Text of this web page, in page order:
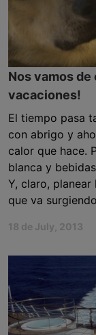
Nos vamos de
vacaciones!
El tiempo pasa
con abrigo y
calor que hace.
blanca y
Y, claro,
que va
18 de July, 2013